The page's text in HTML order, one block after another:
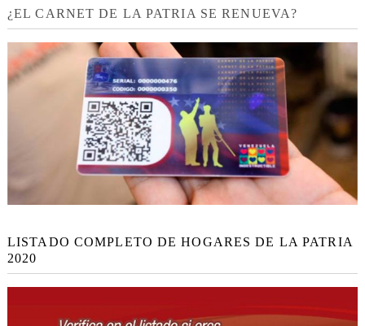
¿EL CARNET DE LA PATRIA SE RENUEVA?
LISTADO COMPLETO DE HOGARES DE LA PATRIA
2020